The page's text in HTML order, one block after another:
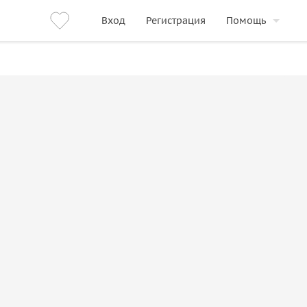
Вход Регистрация Помощь